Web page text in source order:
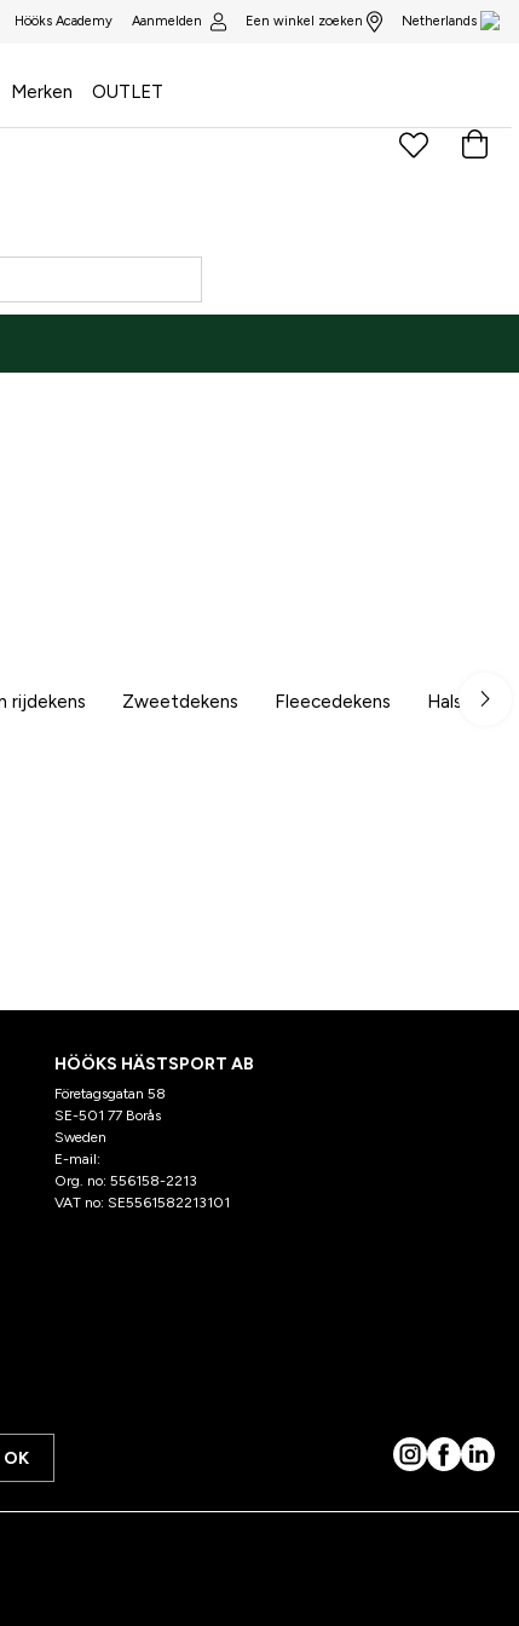
Hööks Academy Aanmelden Een winkel zoeken Netherlands
Merken OUTLET
rijdekens Zweetdekens Fleecedekens
HÖÖKS HÄSTSPORT AB
Företagsgatan 58
SE-501 77 Borås
Sweden
E-mail:
Org. no: 556158-2213
VAT no: SE5561582213101
OK